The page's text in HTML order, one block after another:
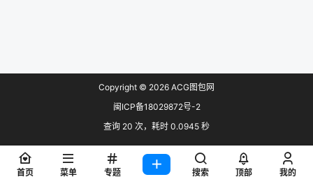
Copyright © 2026 ACG图包网
闽ICP备18029872号-2
查询 20 次，耗时 0.0945 秒
首页 菜单 专题 搜索 顶部 我的